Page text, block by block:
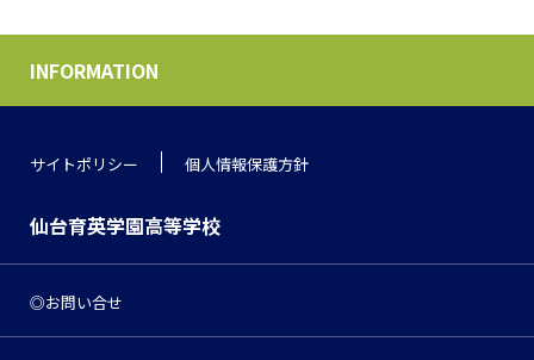
INFORMATION
サイトポリシー 個人情報保護方針
仙台育英学園高等学校
お問い合せ